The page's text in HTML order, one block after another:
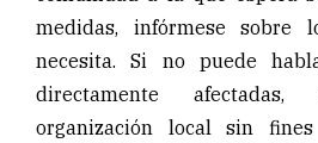
medidas, infórmese sobre
necesita. Si no puede
directamente
organización local sin